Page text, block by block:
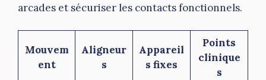
arcades et sécuriser les contacts fonctionnels.
Mouvem
ent
Aligneur
s
Appareil
s fixes
Points
clinique
s